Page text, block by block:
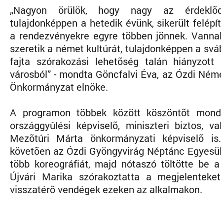
„Nagyon örülök, hogy nagy az
tulajdonképpen a hetedik évünk, sikerült
a rendezvényekre egyre többen jönnek.
szeretik a német kultúrát, tulajdonképpen a
fajta szórakozási lehetõség talán
városból” - mondta Göncfalvi Éva, az Ózdi
Önkormányzat elnöke.
A programon többek között köszöntõt
országgyûlési képviselõ, miniszteri biztos,
Mezõtúri Márta önkormányzati képviselõ
követõen az Ózdi Gyöngyvirág Néptánc
több koreográfiát, majd nótaszó töltötte be
Újvári Marika szórakoztatta a
visszatérõ vendégek ezeken az alkalmakon.